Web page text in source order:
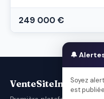
249 000 €
🔔
Soyez
est